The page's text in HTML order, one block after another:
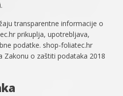
transparentne informacije o
prikuplja, upotrebljava,
podatke. shop-foliatec.hr
Zakonu o zaštiti podataka 2018